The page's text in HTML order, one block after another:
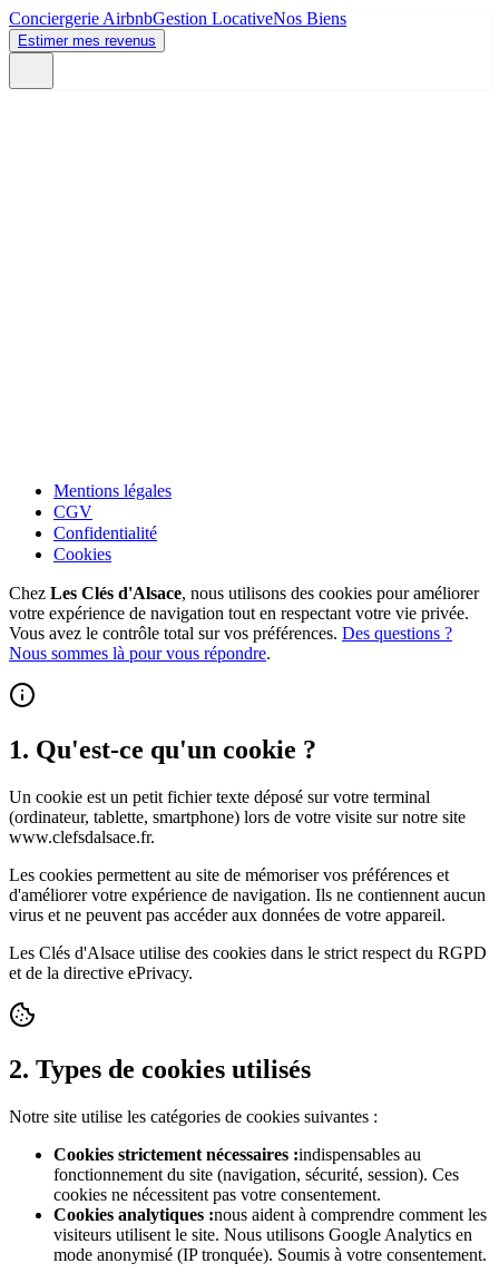
Conciergerie AirbnbGestion LocativeNos Biens
Estimer mes revenus
Mentions légales
CGV
Confidentialité
Cookies
Chez Les Clés d'Alsace, nous utilisons des cookies pour améliorer
votre expérience de navigation tout en respectant votre vie privée.
Vous avez le contrôle total sur vos préférences. Des questions ?
Nous sommes là pour vous répondre.
1. Qu'est-ce qu'un cookie ?
Un cookie est un petit fichier texte déposé sur votre terminal
(ordinateur, tablette, smartphone) lors de votre visite sur notre site
www.clefsdalsace.fr.
Les cookies permettent au site de mémoriser vos préférences et
d'améliorer votre expérience de navigation. Ils ne contiennent aucun
virus et ne peuvent pas accéder aux données de votre appareil.
Les Clés d'Alsace utilise des cookies dans le strict respect du RGPD
et de la directive ePrivacy.
2. Types de cookies utilisés
Notre site utilise les catégories de cookies suivantes :
Cookies strictement nécessaires :indispensables au
fonctionnement du site (navigation, sécurité, session). Ces
cookies ne nécessitent pas votre consentement.
Cookies analytiques :nous aident à comprendre comment les
visiteurs utilisent le site. Nous utilisons Google Analytics en
mode anonymisé (IP tronquée). Soumis à votre consentement.